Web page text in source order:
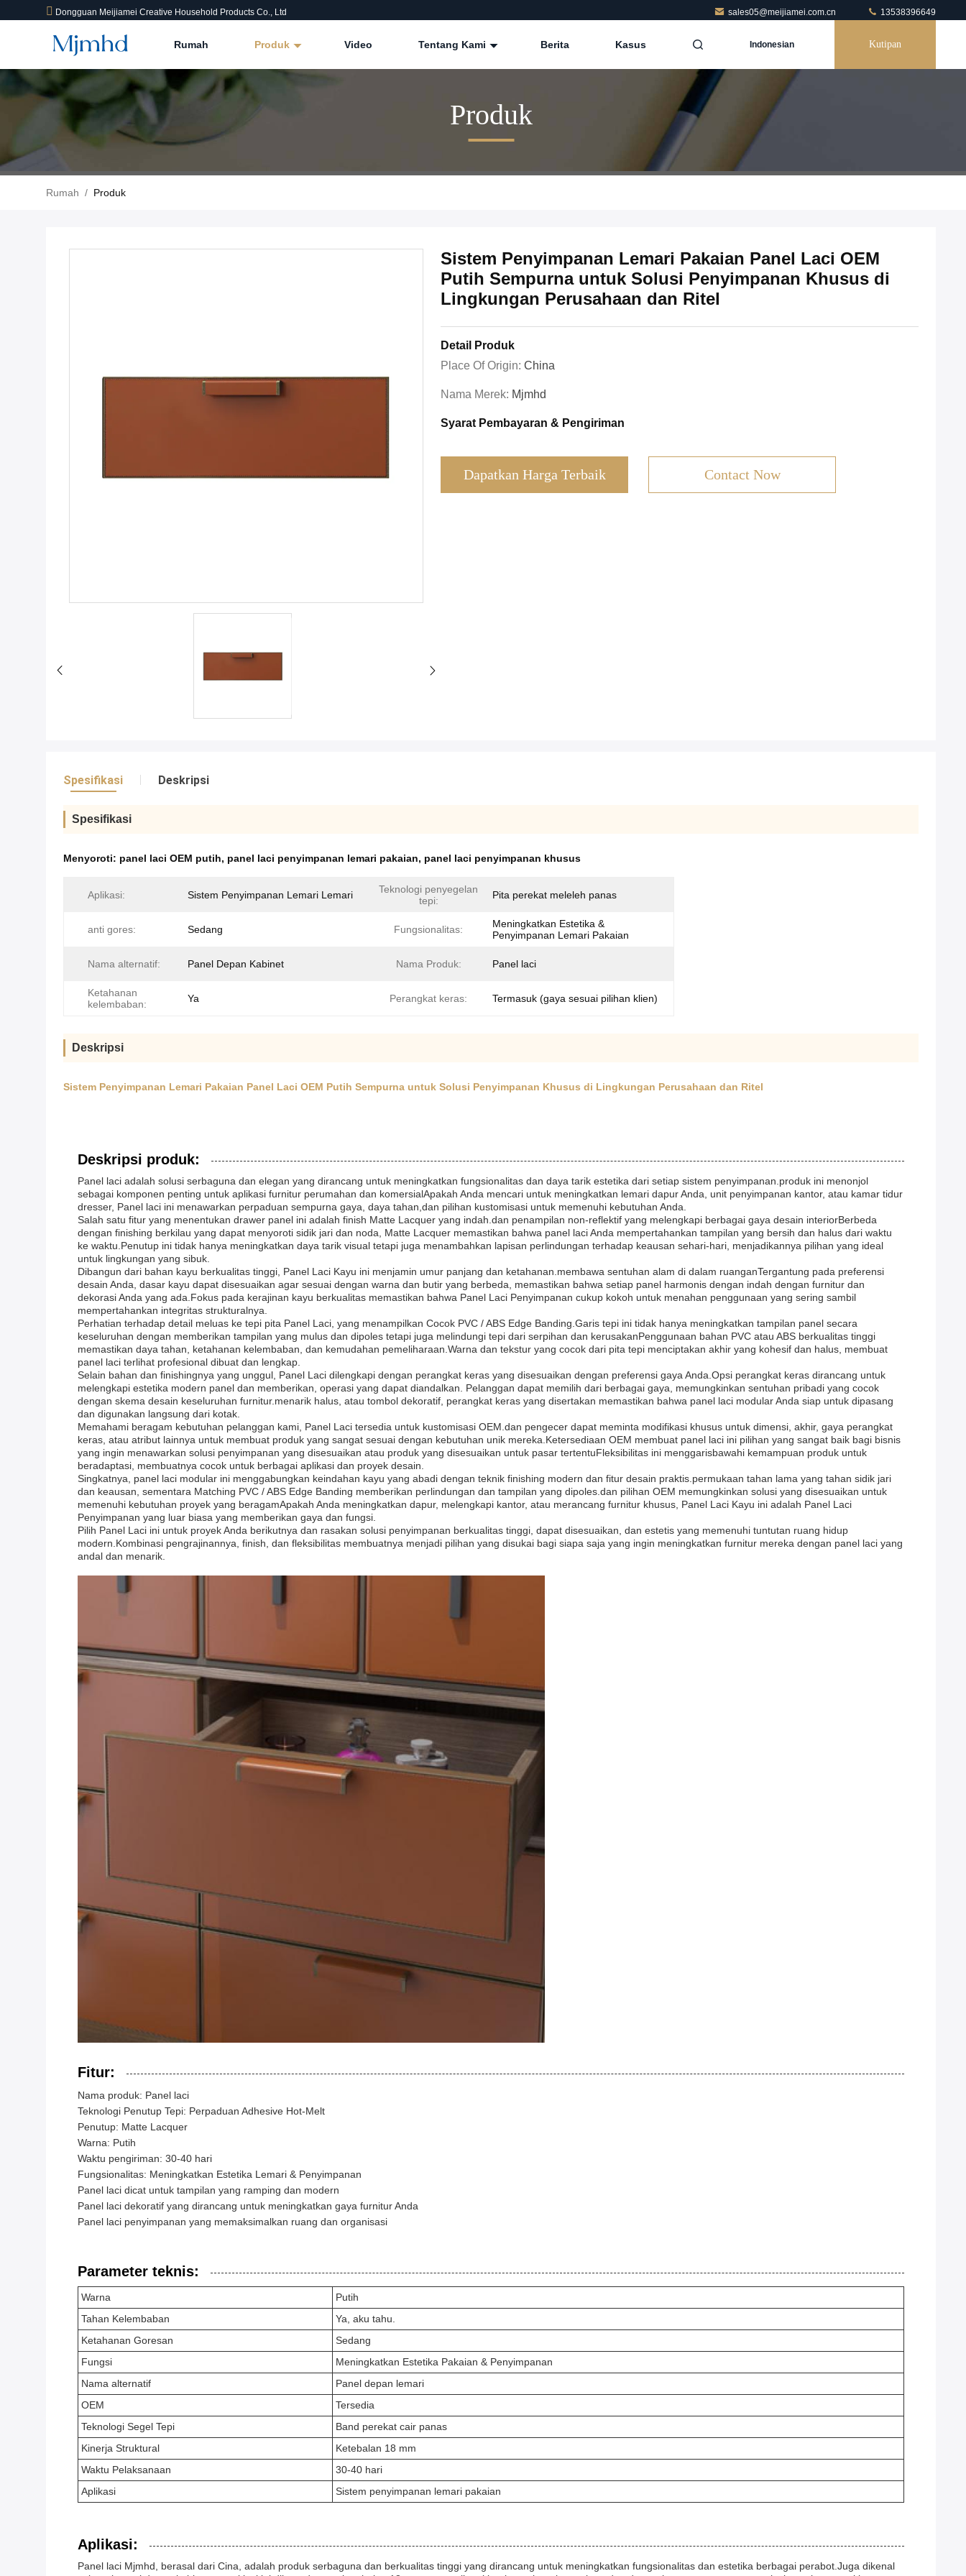
Dongguan Meijiamei Creative Household Products Co., Ltd sales05@meijiamei.com.cn 13538396649
Rumah Produk Video Tentang Kami Berita Kasus Indonesian Kutipan
Produk
Rumah / Produk
Sistem Penyimpanan Lemari Pakaian Panel Laci OEM
Putih Sempurna untuk Solusi Penyimpanan Khusus di
Lingkungan Perusahaan dan Ritel
Detail Produk
Place Of Origin: China
Nama Merek: Mjmhd
Syarat Pembayaran & Pengiriman
Dapatkan Harga Terbaik Contact Now
Spesifikasi Deskripsi
Spesifikasi
Menyoroti: panel laci OEM putih, panel laci penyimpanan lemari pakaian, panel laci penyimpanan khusus
Aplikasi: Sistem Penyimpanan Lemari Lemari
Teknologi penyegelan
tepi:
Pita perekat meleleh panas
anti gores: Sedang Fungsionalitas:
Meningkatkan Estetika &
Penyimpanan Lemari Pakaian
Nama alternatif: Panel Depan Kabinet Nama Produk: Panel laci
Ketahanan
kelembaban:
Ya Perangkat keras: Termasuk (gaya sesuai pilihan klien)
Deskripsi
Sistem Penyimpanan Lemari Pakaian Panel Laci OEM Putih Sempurna untuk Solusi Penyimpanan Khusus di Lingkungan Perusahaan dan Ritel
Deskripsi produk:
Panel laci adalah solusi serbaguna dan elegan yang dirancang untuk meningkatkan fungsionalitas dan daya tarik estetika dari setiap sistem penyimpanan.produk ini menonjol
sebagai komponen penting untuk aplikasi furnitur perumahan dan komersialApakah Anda mencari untuk meningkatkan lemari dapur Anda, unit penyimpanan kantor, atau kamar tidur
dresser, Panel laci ini menawarkan perpaduan sempurna gaya, daya tahan,dan pilihan kustomisasi untuk memenuhi kebutuhan Anda.
Salah satu fitur yang menentukan drawer panel ini adalah finish Matte Lacquer yang indah.dan penampilan non-reflektif yang melengkapi berbagai gaya desain interiorBerbeda
dengan finishing berkilau yang dapat menyoroti sidik jari dan noda, Matte Lacquer memastikan bahwa panel laci Anda mempertahankan tampilan yang bersih dan halus dari waktu
ke waktu.Penutup ini tidak hanya meningkatkan daya tarik visual tetapi juga menambahkan lapisan perlindungan terhadap keausan sehari-hari, menjadikannya pilihan yang ideal
untuk lingkungan yang sibuk.
Dibangun dari bahan kayu berkualitas tinggi, Panel Laci Kayu ini menjamin umur panjang dan ketahanan.membawa sentuhan alam di dalam ruanganTergantung pada preferensi
desain Anda, dasar kayu dapat disesuaikan agar sesuai dengan warna dan butir yang berbeda, memastikan bahwa setiap panel harmonis dengan indah dengan furnitur dan
dekorasi Anda yang ada.Fokus pada kerajinan kayu berkualitas memastikan bahwa Panel Laci Penyimpanan cukup kokoh untuk menahan penggunaan yang sering sambil
mempertahankan integritas strukturalnya.
Perhatian terhadap detail meluas ke tepi pita Panel Laci, yang menampilkan Cocok PVC / ABS Edge Banding.Garis tepi ini tidak hanya meningkatkan tampilan panel secara
keseluruhan dengan memberikan tampilan yang mulus dan dipoles tetapi juga melindungi tepi dari serpihan dan kerusakanPenggunaan bahan PVC atau ABS berkualitas tinggi
memastikan daya tahan, ketahanan kelembaban, dan kemudahan pemeliharaan.Warna dan tekstur yang cocok dari pita tepi menciptakan akhir yang kohesif dan halus, membuat
panel laci terlihat profesional dibuat dan lengkap.
Selain bahan dan finishingnya yang unggul, Panel Laci dilengkapi dengan perangkat keras yang disesuaikan dengan preferensi gaya Anda.Opsi perangkat keras dirancang untuk
melengkapi estetika modern panel dan memberikan, operasi yang dapat diandalkan. Pelanggan dapat memilih dari berbagai gaya, memungkinkan sentuhan pribadi yang cocok
dengan skema desain keseluruhan furnitur.menarik halus, atau tombol dekoratif, perangkat keras yang disertakan memastikan bahwa panel laci modular Anda siap untuk dipasang
dan digunakan langsung dari kotak.
Memahami beragam kebutuhan pelanggan kami, Panel Laci tersedia untuk kustomisasi OEM.dan pengecer dapat meminta modifikasi khusus untuk dimensi, akhir, gaya perangkat
keras, atau atribut lainnya untuk membuat produk yang sangat sesuai dengan kebutuhan unik mereka.Ketersediaan OEM membuat panel laci ini pilihan yang sangat baik bagi bisnis
yang ingin menawarkan solusi penyimpanan yang disesuaikan atau produk yang disesuaikan untuk pasar tertentuFleksibilitas ini menggarisbawahi kemampuan produk untuk
beradaptasi, membuatnya cocok untuk berbagai aplikasi dan proyek desain.
Singkatnya, panel laci modular ini menggabungkan keindahan kayu yang abadi dengan teknik finishing modern dan fitur desain praktis.permukaan tahan lama yang tahan sidik jari
dan keausan, sementara Matching PVC / ABS Edge Banding memberikan perlindungan dan tampilan yang dipoles.dan pilihan OEM memungkinkan solusi yang disesuaikan untuk
memenuhi kebutuhan proyek yang beragamApakah Anda meningkatkan dapur, melengkapi kantor, atau merancang furnitur khusus, Panel Laci Kayu ini adalah Panel Laci
Penyimpanan yang luar biasa yang memberikan gaya dan fungsi.
Pilih Panel Laci ini untuk proyek Anda berikutnya dan rasakan solusi penyimpanan berkualitas tinggi, dapat disesuaikan, dan estetis yang memenuhi tuntutan ruang hidup
modern.Kombinasi pengrajinannya, finish, dan fleksibilitas membuatnya menjadi pilihan yang disukai bagi siapa saja yang ingin meningkatkan furnitur mereka dengan panel laci yang
andal dan menarik.
Fitur:
Nama produk: Panel laci
Teknologi Penutup Tepi: Perpaduan Adhesive Hot-Melt
Penutup: Matte Lacquer
Warna: Putih
Waktu pengiriman: 30-40 hari
Fungsionalitas: Meningkatkan Estetika Lemari & Penyimpanan
Panel laci dicat untuk tampilan yang ramping dan modern
Panel laci dekoratif yang dirancang untuk meningkatkan gaya furnitur Anda
Panel laci penyimpanan yang memaksimalkan ruang dan organisasi
Parameter teknis:
Warna
Putih
Tahan Kelembaban
Ya, aku tahu.
Ketahanan Goresan
Sedang
Fungsi
Meningkatkan Estetika Pakaian & Penyimpanan
Nama alternatif
Panel depan lemari
OEM
Tersedia
Teknologi Segel Tepi
Band perekat cair panas
Kinerja Struktural
Ketebalan 18 mm
Waktu Pelaksanaan
30-40 hari
Aplikasi
Sistem penyimpanan lemari pakaian
Aplikasi:
Panel laci Mjmhd, berasal dari Cina, adalah produk serbaguna dan berkualitas tinggi yang dirancang untuk meningkatkan fungsionalitas dan estetika berbagai perabot.Juga dikenal